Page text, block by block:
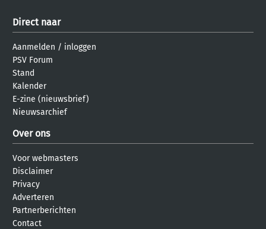
Direct naar
Aanmelden / inloggen
PSV Forum
Stand
Kalender
E-zine (nieuwsbrief)
Nieuwsarchief
Over ons
Voor webmasters
Disclaimer
Privacy
Adverteren
Partnerberichten
Contact